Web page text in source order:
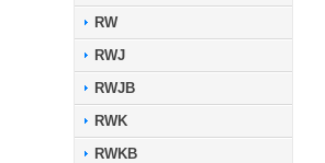
RW
RWJ
RWJB
RWK
RWKB